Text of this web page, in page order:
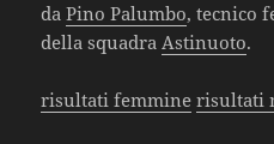
daPino Palumbo, tecnico
della squadraAstinuoto.
risultati femmine risultati